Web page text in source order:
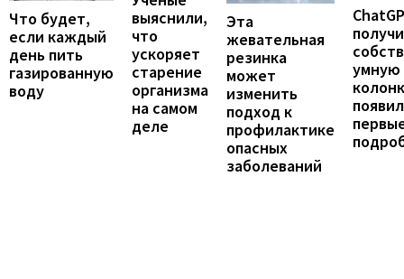
Что будет,
если каждый
день пить
газированную
воду
выяснили,
что
ускоряет
старение
организма
на самом
деле
Эта
жевательная
резинка
может
изменить
подход к
профилактике
опасных
заболеваний
умную